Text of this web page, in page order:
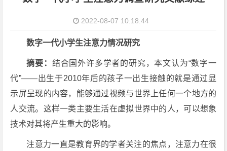
2022-08-07 10:18:44
数字一代小学生注意力情况研究
摘要： 结合国外许多学者的研究，本文认为“数字一
代”——出生于2010年后的孩子一出生接触的就是通过显
示屏呈现的内容，能够通过视频与世界上任何一个地方的
人交流。这样一类主要生活在虚拟世界中的人，可以想象
技术对其将产生重大的影响。
注意力一直是教育界的学者关注的焦点，注意力在很